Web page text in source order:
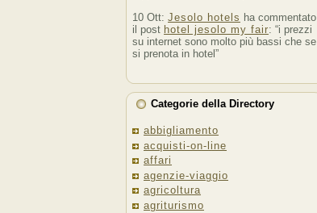
10 Ott: Jesolo hotels ha commentato
il post hotel jesolo my fair: “i prezzi
su internet sono molto più bassi che se
si prenota in hotel”
Categorie della Directory
abbigliamento
acquisti-on-line
affari
agenzie-viaggio
agricoltura
agriturismo